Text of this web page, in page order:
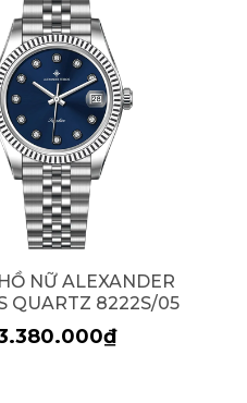
NỮ ALEXANDER
QUARTZ 8222S/05